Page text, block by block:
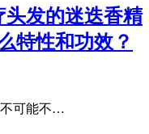
发的迷迭香精
特性和功效？
不可能不…